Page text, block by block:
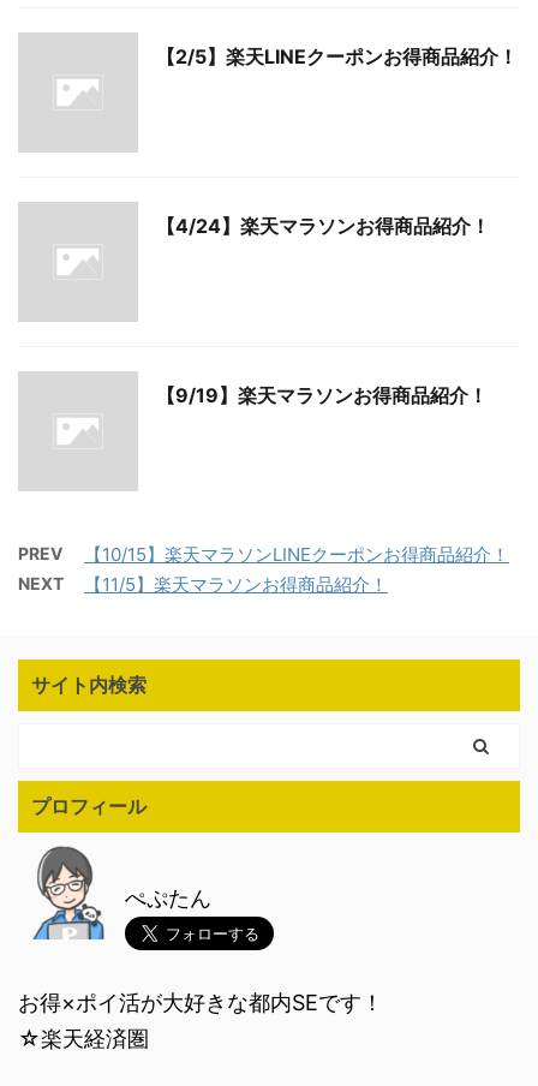
【2/5】楽天LINEクーポンお得商品紹介！
【4/24】楽天マラソンお得商品紹介！
【9/19】楽天マラソンお得商品紹介！
PREV 【10/15】楽天マラソンLINEクーポンお得商品紹介！
NEXT 【11/5】楽天マラソンお得商品紹介！
サイト内検索
プロフィール
ぺぷたん
お得×ポイ活が大好きな都内SEです！
☆楽天経済圏